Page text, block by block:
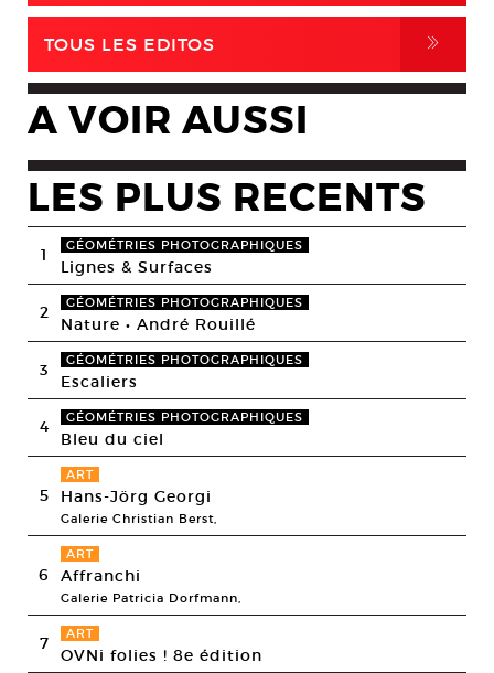
TOUS LES EDITOS ,
A VOIR AUSSI
LES PLUS RECENTS
1 GÉOMÉTRIES PHOTOGRAPHIQUES
Lignes & Surfaces
2 GÉOMÉTRIES PHOTOGRAPHIQUES
Nature • André Rouillé
3 GÉOMÉTRIES PHOTOGRAPHIQUES
Escaliers
4 GÉOMÉTRIES PHOTOGRAPHIQUES
Bleu du ciel
5
ART
Hans-Jörg Georgi
Galerie Christian Berst,
6
ART
Affranchi
Galerie Patricia Dorfmann,
7 ART
OVNi folies ! 8e édition